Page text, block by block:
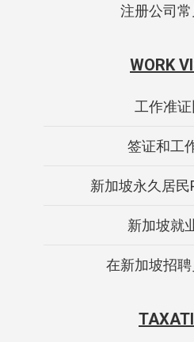
注册公司
WORK
工作准
签证和工
新加坡永久居民
新加坡就
在新加坡招